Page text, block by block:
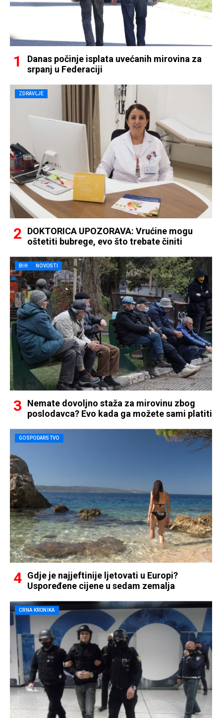
Danas počinje isplata uvećanih mirovina za
srpanj u Federaciji
ZDRAVLJE
DOKTORICA UPOZORAVA: Vrućine mogu
oštetiti bubrege, evo što trebate činiti
BIH NOVOSTI
Nemate dovoljno staža za mirovinu zbog
poslodavca? Evo kada ga možete sami platiti
GOSPODARSTVO
Gdje je najjeftinije ljetovati u Europi?
Uspoređene cijene u sedam zemalja
CRNA KRONIKA